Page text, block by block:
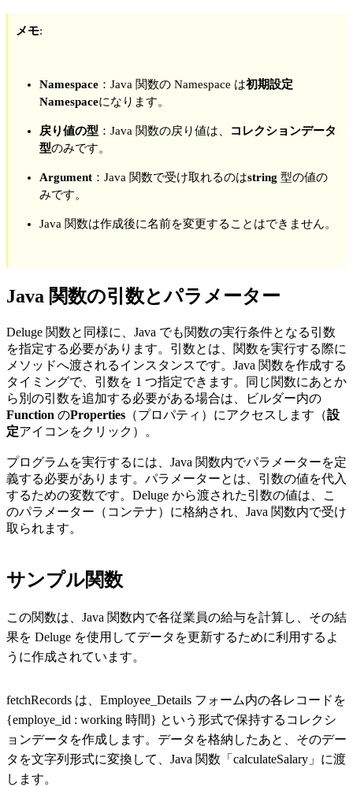
メモ:
Namespace ：Java 関数の Namespace は初期設定
Namespaceになります。
戻り値の型 ：Java 関数の戻り値は、
コレクションデータ
型のみです。
Argument ：Java 関数で受け取れるのはstring 型の値の
みです。
Java 関数は作成後に名前を変更することはできません。
Java 関数の引数とパラメーター
Deluge 関数と同様に、Java でも関数の実行条件となる引数
を指定する必要があります。引数とは、関数を実行する際に
メソッドへ渡されるインスタンスです。Java 関数を作成する
タイミングで、引数を 1 つ指定できます。同じ関数にあとか
ら別の引数を追加する必要がある場合は、ビルダー内の
Function のProperties （プロパティ）にアクセスします（設
定アイコンをクリック）。
プログラムを実行するには、Java 関数内でパラメーターを定
義する必要があります。パラメーターとは、引数の値を代入
するための変数です。Deluge から渡された引数の値は、こ
のパラメーター（コンテナ）に格納され、Java 関数内で受け
取られます。
サンプル関数
この関数は、Java 関数内で各従業員の給与を計算し、その結
果を Deluge を使用してデータを更新するために利用するよ
うに作成されています。
fetchRecords は、Employee_Details フォーム内の各レコードを
{employe_id : working 時間} という形式で保持するコレクシ
ョンデータを作成します。データを格納したあと、そのデー
タを文字列形式に変換して、Java 関数「calculateSalary」に渡
します。